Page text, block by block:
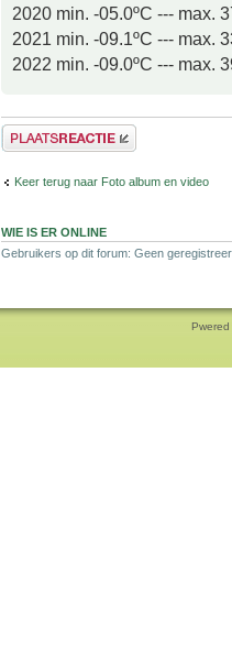
2020 min. -05.0ºC --- max.
2021 min. -09.1ºC --- max.
2022 min. -09.0ºC --- max.
Plaats een reactie
Keer terug naar Foto album en video
WIE IS ER ONLINE
Gebruikers op dit forum: Geen